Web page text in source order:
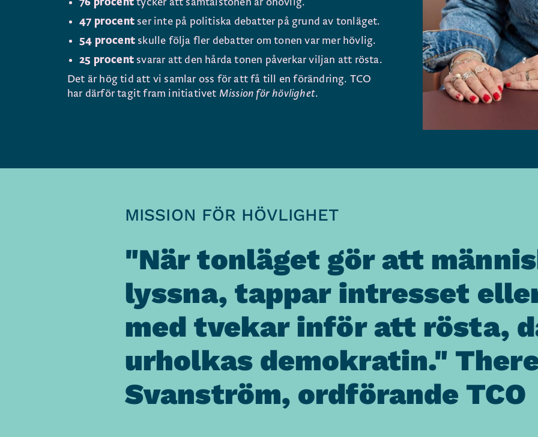
47 procent ser inte på politiska debatter på grund av tonläget.
54 procent skulle följa fler debatter om tonen var mer hövlig.
25 procent svarar att den hårda tonen påverkar viljan att rösta.
Det är hög tid att vi samlar oss för att få till en förändring. TCO
har därför tagit fram initiativet Mission för hövlighet.
MISSION FÖR HÖVLIGHET
"När tonläget gör att
lyssna, tappar intresset
med tvekar inför att rösta,
urholkas demokratin."
Svanström, ordförande TCO